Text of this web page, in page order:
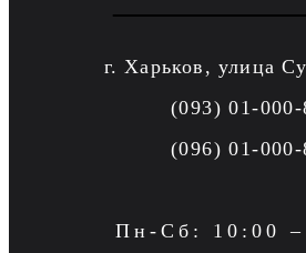
г. Харьков, улица
(093) 01-000-
(096) 01-000-
Пн-Сб: 10:00 –